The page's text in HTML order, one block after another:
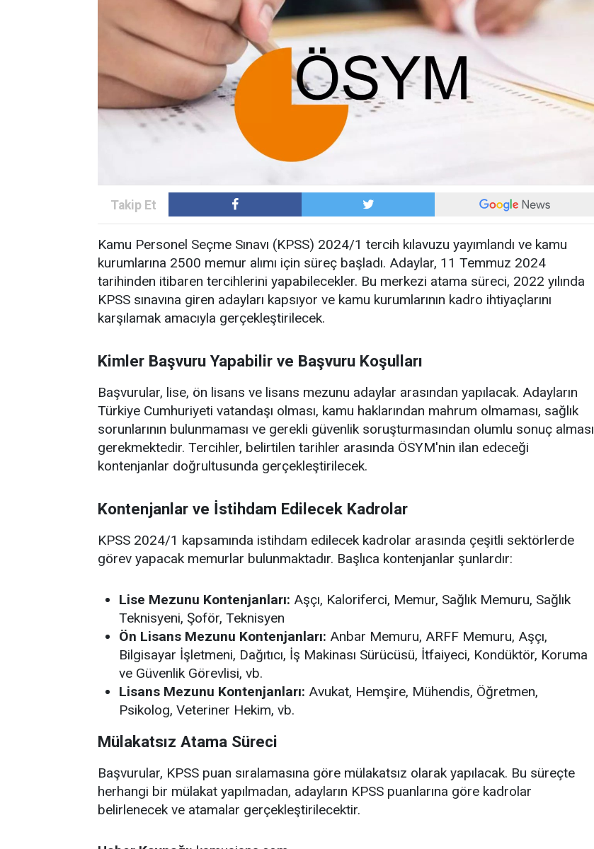
Kamu Personel Seçme Sınavı (KPSS) 2024/1 tercih kılavuzu yayımlandı ve kamu
kurumlarına 2500 memur alımı için süreç başladı. Adaylar, 11 Temmuz 2024
tarihinden itibaren tercihlerini yapabilecekler. Bu merkezi atama süreci, 2022 yılında
KPSS sınavına giren adayları kapsıyor ve kamu kurumlarının kadro ihtiyaçlarını
karşılamak amacıyla gerçekleştirilecek.
Kimler Başvuru Yapabilir ve Başvuru Koşulları
Başvurular, lise, ön lisans ve lisans mezunu adaylar arasından yapılacak. Adayların
Türkiye Cumhuriyeti vatandaşı olması, kamu haklarından mahrum olmaması, sağlık
sorunlarının bulunmaması ve gerekli güvenlik soruşturmasından olumlu sonuç alması
gerekmektedir. Tercihler, belirtilen tarihler arasında ÖSYM'nin ilan edeceği
kontenjanlar doğrultusunda gerçekleştirilecek.
Kontenjanlar ve İstihdam Edilecek Kadrolar
KPSS 2024/1 kapsamında istihdam edilecek kadrolar arasında çeşitli sektörlerde
görev yapacak memurlar bulunmaktadır. Başlıca kontenjanlar şunlardır:
Lise Mezunu Kontenjanları: Aşçı, Kaloriferci, Memur, Sağlık Memuru, Sağlık
Teknisyeni, Şoför, Teknisyen
Ön Lisans Mezunu Kontenjanları: Anbar Memuru, ARFF Memuru, Aşçı,
Bilgisayar İşletmeni, Dağıtıcı, İş Makinası Sürücüsü, İtfaiyeci, Kondüktör, Koruma
ve Güvenlik Görevlisi, vb.
Lisans Mezunu Kontenjanları: Avukat, Hemşire, Mühendis, Öğretmen,
Psikolog, Veteriner Hekim, vb.
Mülakatsız Atama Süreci
Başvurular, KPSS puan sıralamasına göre mülakatsız olarak yapılacak. Bu süreçte
herhangi bir mülakat yapılmadan, adayların KPSS puanlarına göre kadrolar
belirlenecek ve atamalar gerçekleştirilecektir.